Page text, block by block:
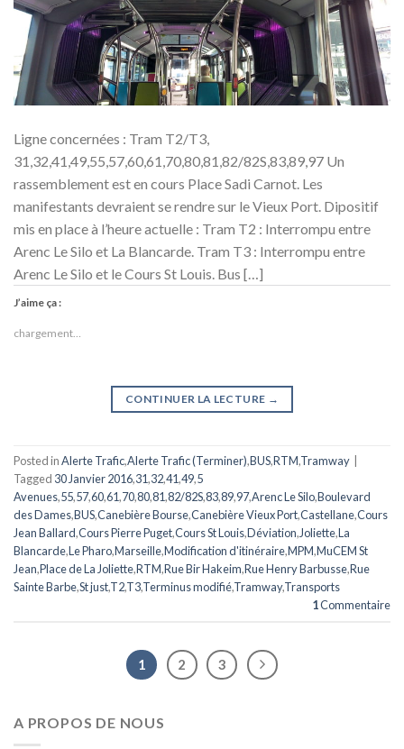
Ligne concernées : Tram T2/T3,
31,32,41,49,55,57,60,61,70,80,81,82/82S,83,89,97 Un
rassemblement est en cours Place Sadi Carnot. Les
manifestants devraient se rendre sur le Vieux Port. Dipositif
mis en place à l’heure actuelle : Tram T2 : Interrompu entre
Arenc Le Silo et La Blancarde. Tram T3 : Interrompu entre
Arenc Le Silo et le Cours St Louis. Bus […]
J’aime ça :
chargement…
CONTINUER LA LECTURE →
Posted inAlerte Trafic,Alerte Trafic (Terminer),BUS,RTM,Tramway
Tagged 30 Janvier 2016,31,32,41,49,5
Avenues,55,57,60,61,70,80,81,82/82S,83,89,97,Arenc Le Silo,Boulevard
des Dames,BUS,Canebière Bourse,Canebière Vieux Port,Castellane,Cours
Jean Ballard,Cours Pierre Puget,Cours St Louis,Déviation,Joliette,La
Blancarde,Le Pharo,Marseille,Modification d'itinéraire,MPM,MuCEM St
Jean,Place de La Joliette,RTM,Rue Bir Hakeim,Rue Henry Barbusse,Rue
Sainte Barbe,St just,T2,T3,Terminus modifié,Tramway,Transports
1Commentaire
1 2 3
A PROPOS DE NOUS